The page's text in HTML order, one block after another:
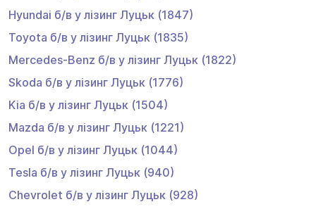
Hyundai б/в у лізинг Луцьк (1847)
Toyota б/в у лізинг Луцьк (1835)
Mercedes-Benz б/в у лізинг Луцьк (1822)
Skoda б/в у лізинг Луцьк (1776)
Kia б/в у лізинг Луцьк (1504)
Mazda б/в у лізинг Луцьк (1221)
Opel б/в у лізинг Луцьк (1044)
Tesla б/в у лізинг Луцьк (940)
Chevrolet б/в у лізинг Луцьк (928)